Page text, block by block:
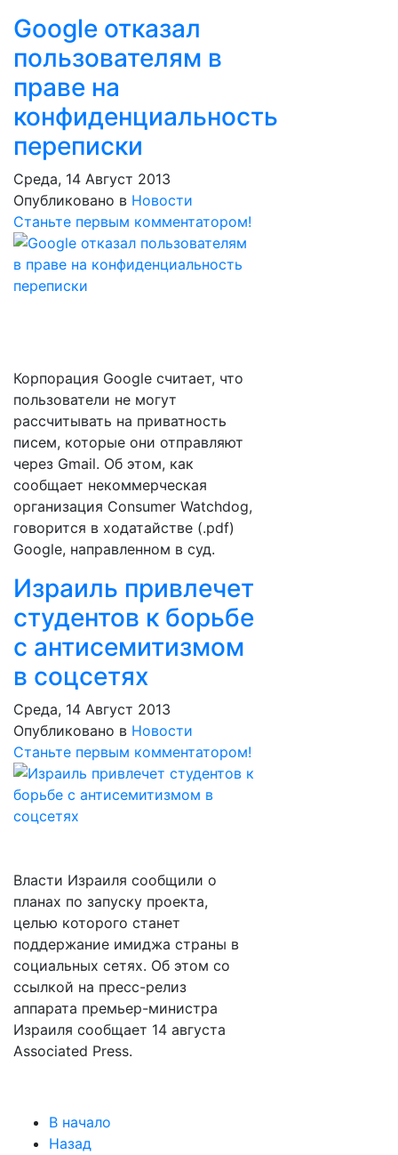
Google отказал
пользователям в
праве на
конфиденциальность
переписки
Среда, 14 Август 2013
Опубликовано в Новости
Станьте первым комментатором!
Корпорация Google считает, что
пользователи не могут
рассчитывать на приватность
писем, которые они отправляют
через Gmail. Об этом, как
сообщает некоммерческая
организация Consumer Watchdog,
говорится в ходатайстве (.pdf)
Google, направленном в суд.
Израиль привлечет
студентов к борьбе
с антисемитизмом
в соцсетях
Среда, 14 Август 2013
Опубликовано в Новости
Станьте первым комментатором!
Власти Израиля сообщили о
планах по запуску проекта,
целью которого станет
поддержание имиджа страны в
социальных сетях. Об этом со
ссылкой на пресс-релиз
аппарата премьер-министра
Израиля сообщает 14 августа
Associated Press.
В начало
Назад